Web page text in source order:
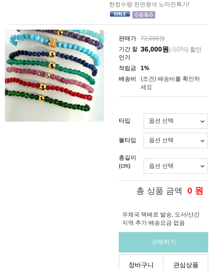
한정수량 천연원석 노마진특가!
판매가
72,000원
기간 할
인가
36,000원 (-50%) 할인
적립금
1%
배송비
(조건) 배송비를 확인하
세요
타입
볼타입
총길이
(cm)
총 상품 금액 0 원
우체국 택배로 발송, 도서/산간
지역 추가 배송요금 없음
구매하기
장바구니 관심상품